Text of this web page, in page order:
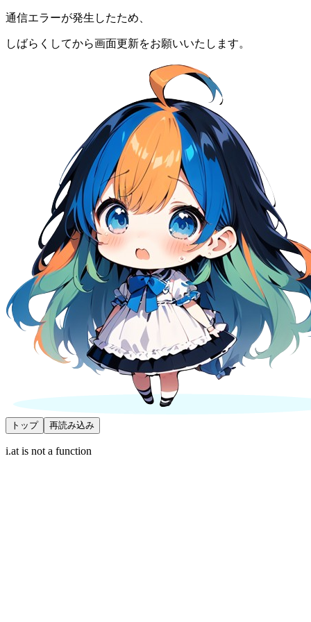
通信エラーが発生したため、
しばらくしてから画面更新をお願いいたします。
トップ 再読み込み
i.at is not a function